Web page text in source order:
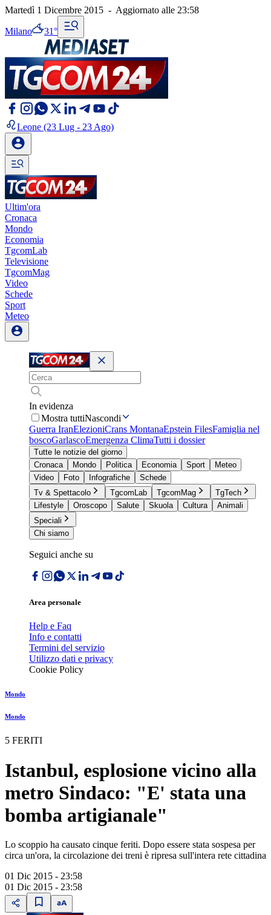
Martedì 1 Dicembre 2015 - Aggiornato alle 23:58
Milano 31°
Leone (23 Lug - 23 Ago)
Ultim'ora
Cronaca
Mondo
Economia
TgcomLab
Televisione
TgcomMag
Video
Schede
Sport
Meteo
In evidenza
Mostra tuttiNascondi
Guerra IranElezioniCrans MontanaEpstein FilesFamiglia nel
boscoGarlascoEmergenza ClimaTutti i dossier
Tutte le notizie del giorno
Cronaca
Mondo Politica Economia Sport
Meteo
Video
Foto Infografiche
Schede
Tv & Spettacolo
TgcomLab TgcomMag
TgTech
Lifestyle
Oroscopo Salute Skuola Cultura
Animali
Speciali
Chi siamo
Seguici anche su
Area personale
Help e Faq
Info e contatti
Termini del servizio
Utilizzo dati e privacy
Cookie Policy
Mondo
Mondo
5 FERITI
Istanbul, esplosione vicino alla
metro Sindaco: "E' stata una
bomba artigianale"
Lo scoppio ha causato cinque feriti. Dopo essere stata sospesa per
circa un'ora, la circolazione dei treni è ripresa sull'intera rete cittadina
01 Dic 2015 - 23:58
01 Dic 2015 - 23:58